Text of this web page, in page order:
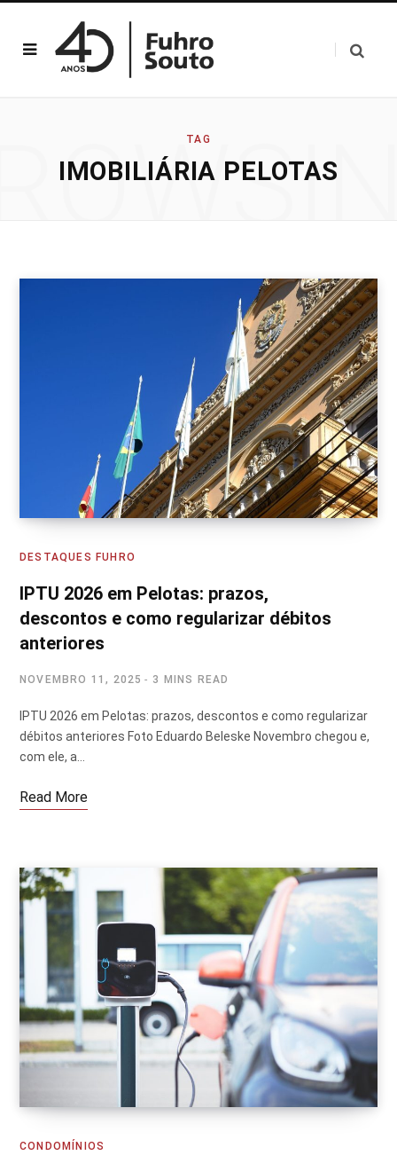
TAG
IMOBILIÁRIA PELOTAS
DESTAQUES FUHRO
IPTU 2026 em Pelotas: prazos,
descontos e como regularizar débitos
anteriores
NOVEMBRO 11, 2025 3 MINS READ
IPTU 2026 em Pelotas: prazos, descontos e como regularizar
débitos anteriores Foto Eduardo Beleske Novembro chegou e,
com ele, a…
Read More
CONDOMÍNIOS